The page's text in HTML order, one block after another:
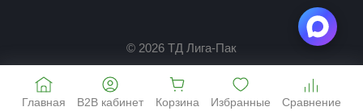
© 2026 ТД Лига-Пак
Главная B2B кабинет Корзина Избранные Сравнение